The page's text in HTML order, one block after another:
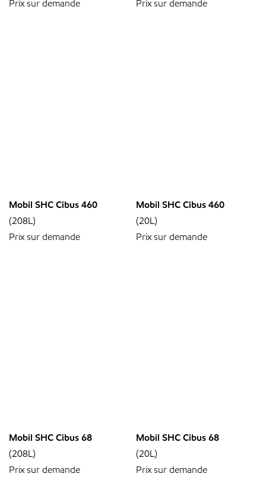
Prix sur demande
Prix sur demande
Mobil SHC Cibus 460
(208L)
Prix sur demande
Mobil SHC Cibus 460
(20L)
Prix sur demande
Mobil SHC Cibus 68
(208L)
Prix sur demande
Mobil SHC Cibus 68
(20L)
Prix sur demande